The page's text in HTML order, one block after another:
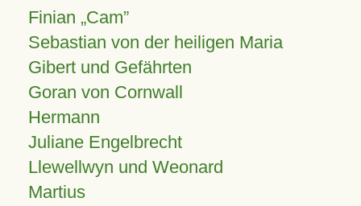
Finian Cam
Sebastian von der heiligen Maria
Gibert und Gefährten
Goran von Cornwall
Hermann
Juliane Engelbrecht
Llewellwyn und Weonard
Martius